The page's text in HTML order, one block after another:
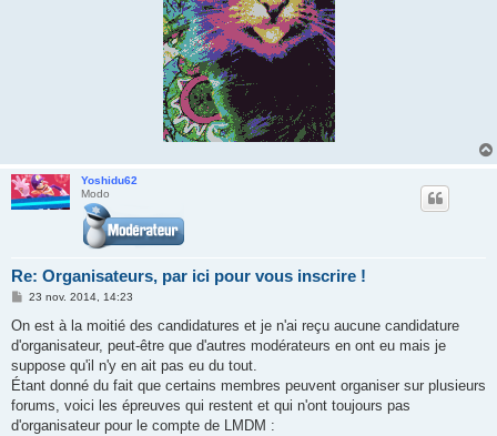
Yoshidu62
Modo
Re: Organisateurs, par ici pour vous inscrire !
M
s
a
g
e
23 nov. 2014, 14:23
On est à la moitié des candidatures et je n'ai reçu aucune candidature
d'organisateur, peut-être que d'autres modérateurs en ont eu mais je
suppose qu'il n'y en ait pas eu du tout.
Étant donné du fait que certains membres peuvent organiser sur plusieurs
forums, voici les épreuves qui restent et qui n'ont toujours pas
d'organisateur pour le compte de LMDM :